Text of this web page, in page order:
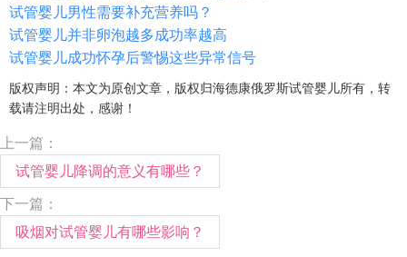
试管婴儿男性需要补充营养吗？
试管婴儿并非卵泡越多成功率越高
试管婴儿成功怀孕后警惕这些异常信号
版权声明：本文为原创文章，版权归海德康俄罗斯试管婴儿所有，转
载请注明出处，感谢！
上一篇：
试管婴儿降调的意义有哪些？
下一篇：
吸烟对试管婴儿有哪些影响？